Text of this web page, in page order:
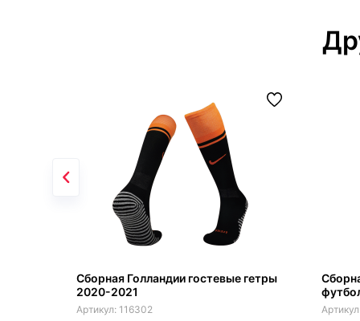
Сборная Голландии гостевые гетры
2020-2021
116302